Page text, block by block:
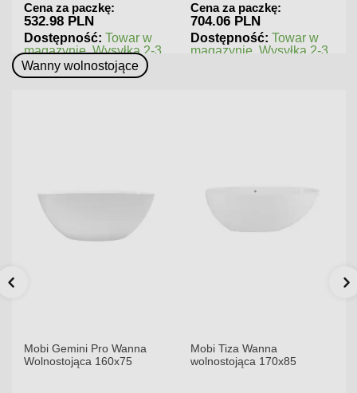
za paczkę:
PLN
Towar w
Wysyłka 2-3
Cena za paczkę:
704.06 PLN
Dostępność: Towar w
magazynie. Wysyłka 2-3
dni.
Wanny wolnostojące
Mobi Gemini Pro Wanna
Wolnostojąca 160x75
Mobi Tiza Wanna
wolnostojąca 170x85